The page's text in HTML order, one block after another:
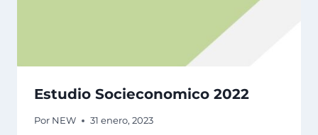
Estudio Socieconomico 2022
Por NEW 31 enero, 2023